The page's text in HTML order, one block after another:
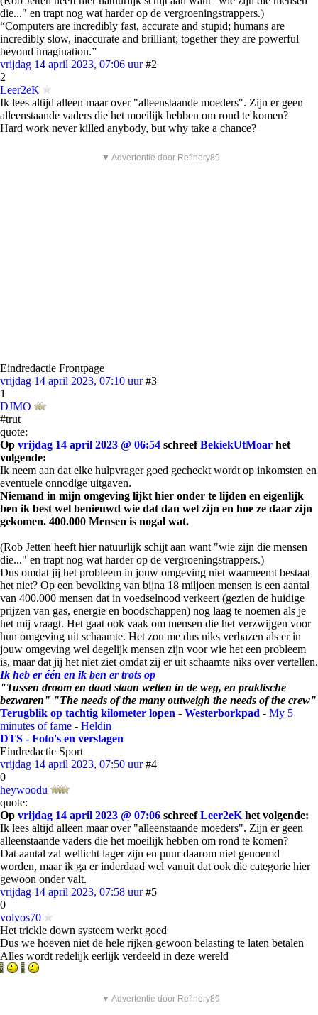
die..." en trapt nog wat harder op de vergroeningstrappers.)
“Computers are incredibly fast, accurate and stupid; humans are
incredibly slow, inaccurate and brilliant; together they are powerful
beyond imagination.”
vrijdag 14 april 2023, 07:06 uur #2
2
Leer2eK
Ik lees altijd alleen maar over "alleenstaande moeders". Zijn er geen
alleenstaande vaders die het moeilijk hebben om rond te komen?
Hard work never killed anybody, but why take a chance?
▼ Advertentie door Refinery89
Eindredactie Frontpage
vrijdag 14 april 2023, 07:10 uur #3
1
DJMO
#trut
quote:
Op vrijdag 14 april 2023 @ 06:54 schreefBekiekUtMoar het
volgende:
Ik neem aan dat elke hulpvrager goed gecheckt wordt op inkomsten en
eventuele onnodige uitgaven.
Niemand in mijn omgeving lijkt hier onder te lijden en eigenlijk
ben ik best wel benieuwd wie dat dan wel zijn en hoe ze daar zijn
gekomen. 400.000 Mensen is nogal wat.
(Rob Jetten heeft hier natuurlijk schijt aan want "wie zijn die mensen
die..." en trapt nog wat harder op de vergroeningstrappers.)
Dus omdat jij het probleem in jouw omgeving niet waarneemt bestaat
het niet? Op een bevolking van bijna 18 miljoen mensen is een aantal
van 400.000 mensen dat in voedselnood verkeert (gezien de huidige
prijzen van gas, energie en boodschappen) nog laag te noemen als je
het mij vraagt. Het gaat ook vaak om mensen die het verzwijgen voor
hun omgeving uit schaamte. Het zou me dus niks verbazen als er in
jouw omgeving wel degelijk mensen zijn voor wie het een probleem
is, maar dat jij het niet ziet omdat zij er uit schaamte niks over vertellen.
Ik heb er één en ik ben er trots op
"Tussen droom en daad staan wetten in de weg, en praktische
bezwaren" "The needs of the many outweigh the needs of the crew"
Terugblik op tachtig kilometer lopen - Westerborkpad - My 5
minutes of fame - Heldin
DTS - Foto's en verslagen
Eindredactie Sport
vrijdag 14 april 2023, 07:50 uur #4
0
heywoodu
quote:
Op vrijdag 14 april 2023 @ 07:06 schreefLeer2eK het volgende:
Ik lees altijd alleen maar over "alleenstaande moeders". Zijn er geen
alleenstaande vaders die het moeilijk hebben om rond te komen?
Dat aantal zal wellicht lager zijn en puur daarom niet genoemd
worden, maar ik ga er inderdaad wel vanuit dat ook die categorie hier
gewoon onder valt.
vrijdag 14 april 2023, 07:58 uur #5
0
volvos70
Het trickle down systeem werkt goed
Dus we hoeven niet de hele rijken gewoon belasting te laten betalen
Alles wordt redelijk eerlijk verdeeld in deze wereld
▼ Advertentie door Refinery89